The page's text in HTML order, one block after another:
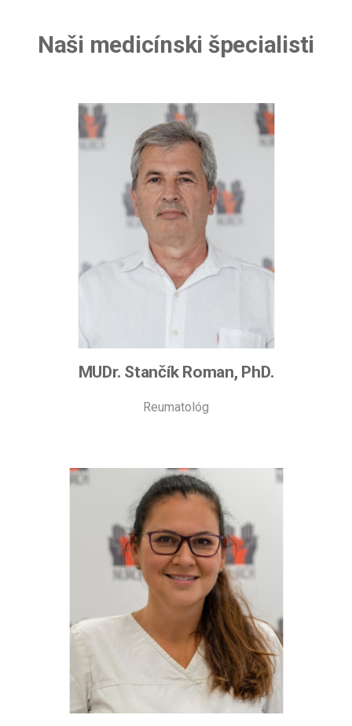
Naši medicínski špecialisti
MUDr. Stančík Roman, PhD.
Reumatológ